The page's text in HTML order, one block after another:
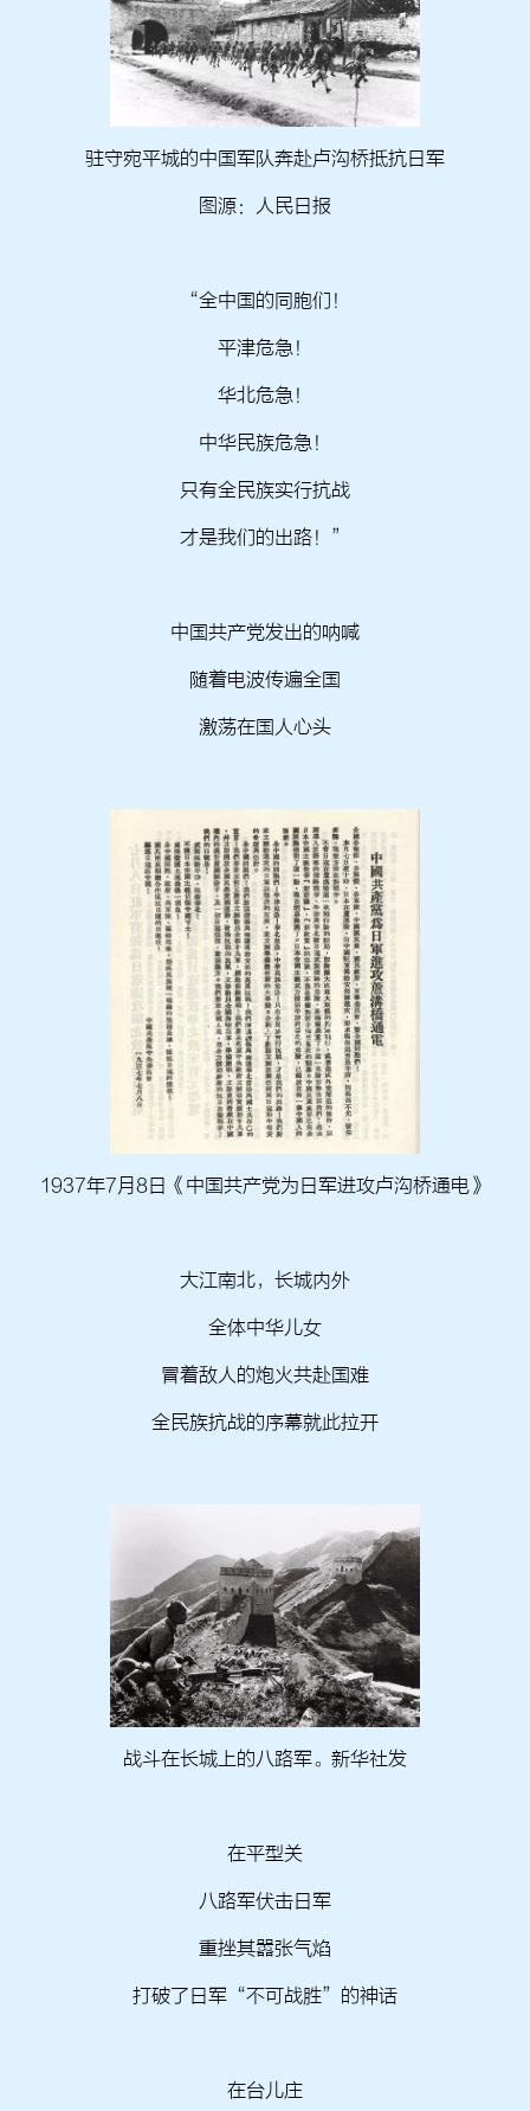
驻守宛平城的中国军队奔赴卢沟桥抵抗日军
图源：人民日报
“全中国的同胞们！
平津危急！
华北危急！
中华民族危急！
只有全民族实行抗战
才是我们的出路！”
中国共产党发出的呐喊
随着电波传遍全国
激荡在国人心头
1937年7月8日《中国共产党为日军进攻卢沟桥通电》
大江南北，长城内外
全体中华儿女
冒着敌人的炮火共赴国难
全民族抗战的序幕就此拉开
战斗在长城上的八路军。新华社发
在平型关
八路军伏击日军
重挫其嚣张气焰
打破了日军“不可战胜”的神话
在台儿庄